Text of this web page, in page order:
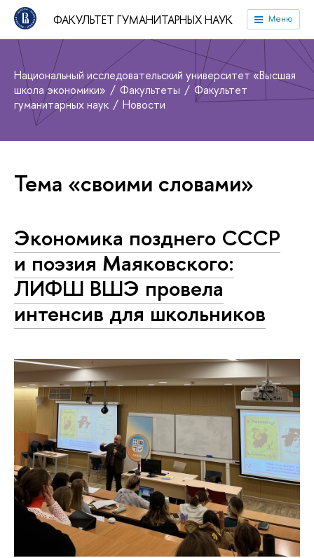
ФАКУЛЬТЕТ ГУМАНИТАРНЫХ НАУК Меню
Национальный исследовательский университет «Высшая
школа экономики»
Факультеты
Факультет
гуманитарных наук
Новости
Тема «своими словами»
Экономика позднего СССР
и поэзия Маяковского:
ЛИФШ ВШЭ провела
интенсив для школьников